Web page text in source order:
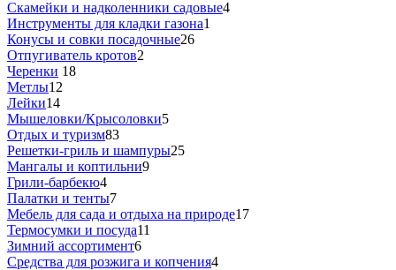
Скамейки и надколенники садовые4
Инструменты для кладки газона1
Конусы и совки посадочные26
Отпугиватель кротов2
Черенки 18
Метлы12
Лейки14
Мышеловки/Крысоловки5
Отдых и туризм83
Решетки-гриль и шампуры25
Мангалы и коптильни9
Грили-барбекю4
Палатки и тенты7
Мебель для сада и отдыха на природе17
Термосумки и посуда11
Зимний ассортимент6
Средства для розжига и копчения4